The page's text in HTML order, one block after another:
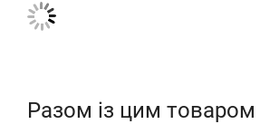
Разом із цим